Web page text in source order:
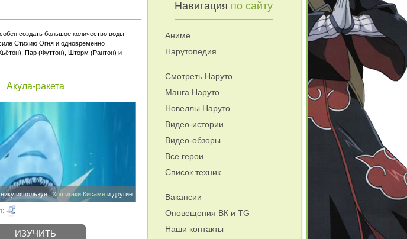
создать большое количество воды
Стихию Огня и одновременно
Пар (Футтон), Шторм (Рантон) и
Акула-ракета
используетХошигаки Кисаме и другие
ИЗУЧИТЬ
Навигация по сайту
Аниме
Нарутопедия
Смотреть Наруто
Манга Наруто
Новеллы Наруто
Видео-истории
Видео-обзоры
Все герои
Список техник
Вакансии
Оповещения ВК и TG
Наши контакты